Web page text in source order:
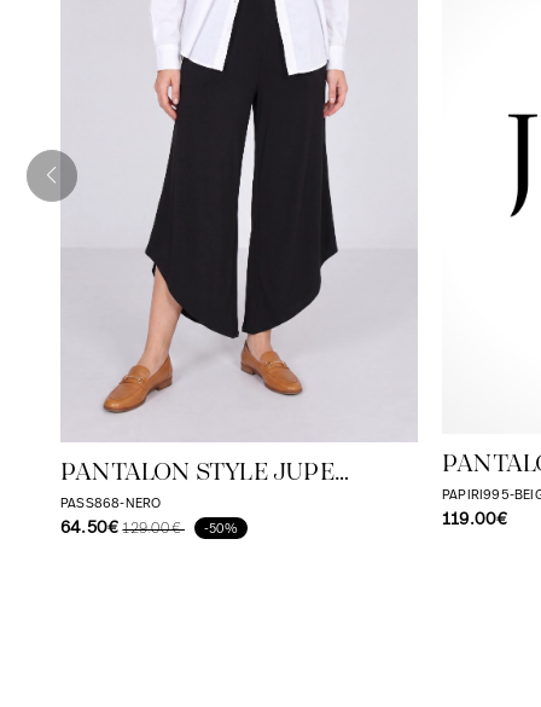
PANTALON STYLE JUPE
CULOTTE EN MAILLE MODAL
UNIE TRES DOUX
PASS868-NERO
64.50€ 129.00€ -50%
PAPIRI995-
119.00€